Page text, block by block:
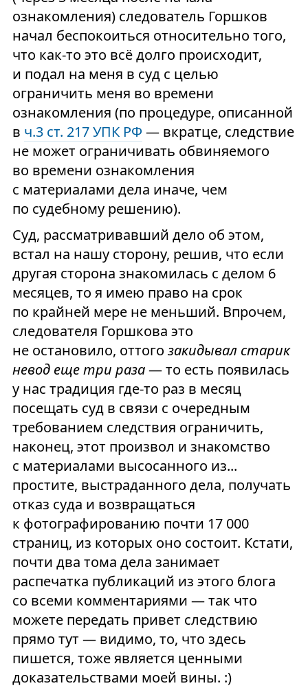
ознакомления) следователь Горшков
начал беспокоиться относительно того,
что как-то это всё долго происходит,
и подал на меня в суд с целью
ограничить меня во времени
ознакомления (по процедуре, описанной
в ч.3 ст. 217 УПК РФ — вкратце, следствие
не может ограничивать обвиняемого
во времени ознакомления
с материалами дела иначе, чем
по судебному решению).
Суд, рассматривавший дело об этом,
встал на нашу сторону, решив, что если
другая сторона знакомилась с делом 6
месяцев, то я имею право на срок
по крайней мере не меньший. Впрочем,
следователя Горшкова это
не остановило, оттого закидывал старик
невод еще три раза— то есть появилась
у нас традиция где-то раз в месяц
посещать суд в связи с очередным
требованием следствия ограничить,
наконец, этот произвол и знакомство
с материалами высосанного из...
простите, выстраданного дела, получать
отказ суда и возвращаться
к фотографированию почти 17 000
страниц, из которых оно состоит. Кстати,
почти два тома дела занимает
распечатка публикаций из этого блога
со всеми комментариями — так что
можете передать привет следствию
прямо тут — видимо, то, что здесь
пишется, тоже является ценными
доказательствами моей вины. :)